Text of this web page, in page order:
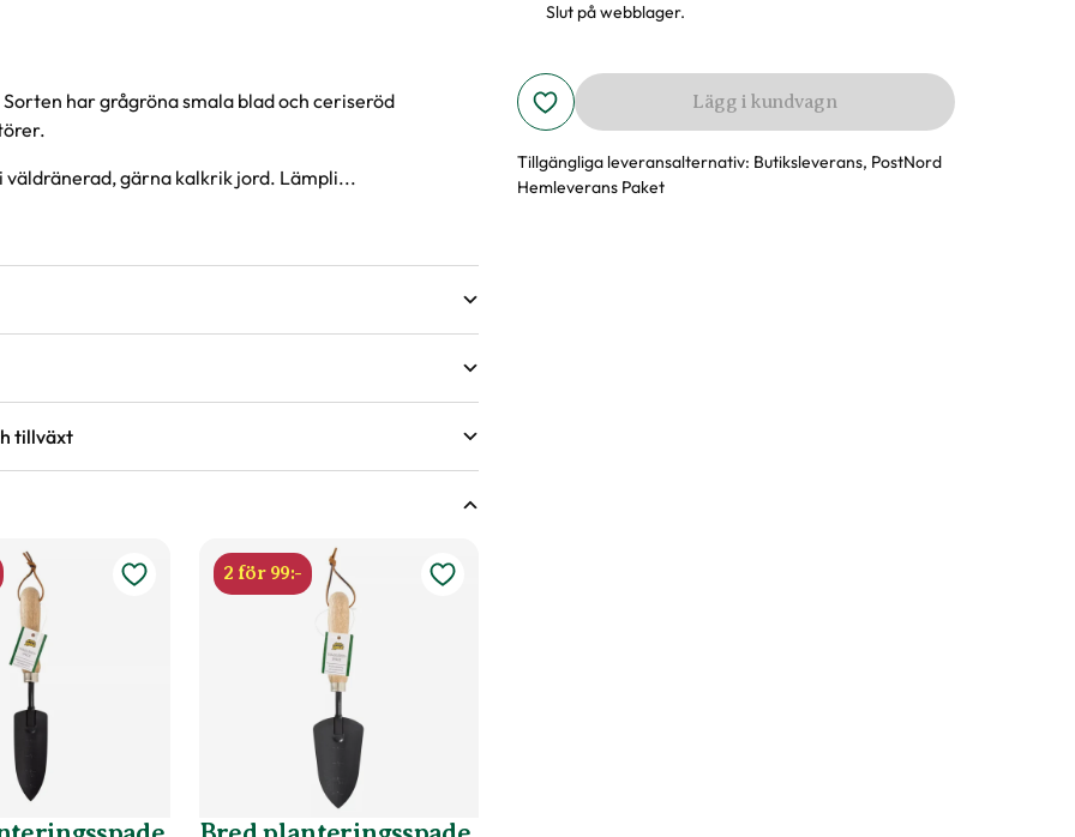
Slut på webblager.
Lägg i kundvagn
Tillgängliga leveransalternativ: Butiksleverans, PostNord
Hemleverans Paket
har grågröna smala blad och ceriseröd
väldränerad, gärna kalkrik jord. Lämpli...
tillväxt
år efter behov, med fördel kan gödsel bytas ut mot
2 för 99:-